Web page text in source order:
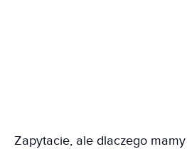
Zapytacie, ale dlaczego